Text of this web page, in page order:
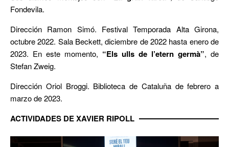
Fondevila.
Dirección Ramon Simó. Festival Temporada Alta Girona,
octubre 2022. Sala Beckett, diciembre de 2022 hasta enero de
2023. En este momento, “Els ulls de l’etern germà”, de
Stefan Zweig.
Dirección Oriol Broggi. Biblioteca de Cataluña de febrero a
marzo de 2023.
ACTIVIDADES DE XAVIER RIPOLL